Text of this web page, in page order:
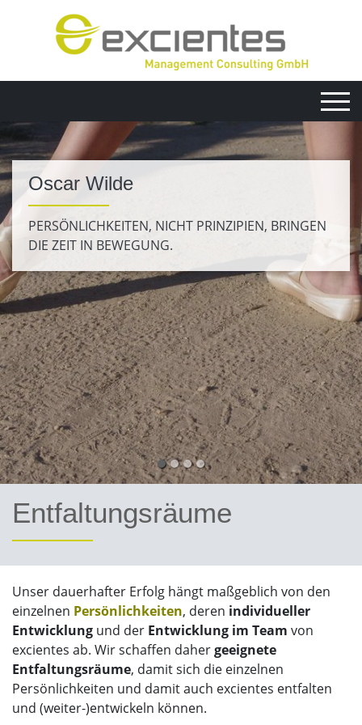
Oscar Wilde
PERSÖNLICHKEITEN, NICHT PRINZIPIEN, BRINGEN
DIE ZEIT IN BEWEGUNG.
Entfaltungsräume
Unser dauerhafter Erfolg hängt maßgeblich von den
einzelnen Persönlichkeiten, deren individueller
Entwicklung und der Entwicklung im Team von
excientes ab. Wir schaffen dahergeeignete
Entfaltungsräume, damit sich die einzelnen
Persönlichkeiten und damit auch excientes entfalten
und (weiter-)entwickeln können.